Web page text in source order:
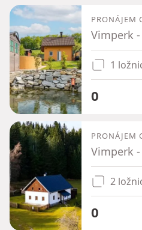
PRONÁJEM
1
0
PRONÁJEM
2
0